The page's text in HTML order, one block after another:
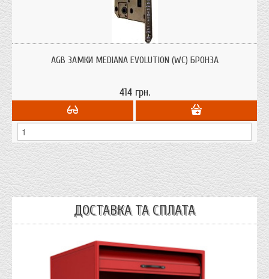
AGB ЗАМКИ MEDIANA EVOLUTION (WC) БРОНЗА
414 грн.
ДОСТАВКА ТА СПЛАТА